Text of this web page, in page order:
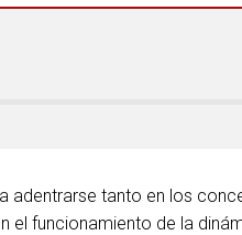
adentrarse tanto en los
el funcionamiento de la